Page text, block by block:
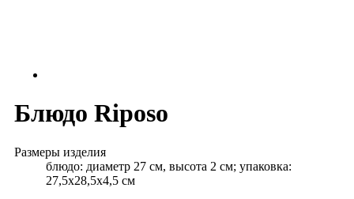
Блюдо Riposo
Размеры изделия
блюдо: диаметр 27 см, высота 2 см; упаковка:
27,5х28,5х4,5 см